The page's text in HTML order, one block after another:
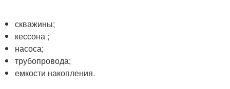
скважины;
кессона ;
насоса;
трубопровода;
емкости накопления.